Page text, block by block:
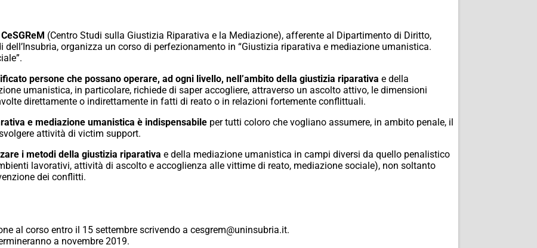
(Centro Studi sulla Giustizia Riparativa e la Mediazione), afferente al Dipartimento di Diritto,
dell’Insubria, organizza un corso di perfezionamento in “Giustizia riparativa e mediazione umanistica.
persone che possano operare, ad ogni livello, nell’ambito della giustizia riparativa e della
umanistica, in particolare, richiede di saper accogliere, attraverso un ascolto attivo, le dimensioni
direttamente o indirettamente in fatti di reato o in relazioni fortemente conflittuali.
e mediazione umanistica è indispensabile per tutti coloro che vogliano assumere, in ambito penale, il
attività di victim support.
i metodi della giustizia riparativa e della mediazione umanistica in campi diversi da quello penalistico
lavorativi, attività di ascolto e accoglienza alle vittime di reato, mediazione sociale), non soltanto
dei conflitti.
al corso entro il 15 settembre scrivendo a cesgrem@uninsubria.it.
a novembre 2019.